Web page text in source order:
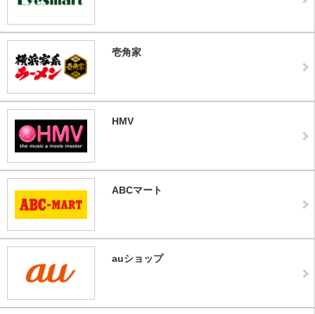
壱角家
HMV
ABCマート
auショップ